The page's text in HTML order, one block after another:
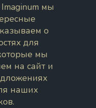
мы
о
для
мы
на сайт и
наших